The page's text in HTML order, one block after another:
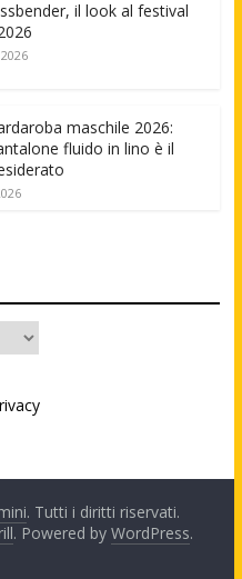
il look al festival
maschile 2026:
fluido in lino è il
. Tutti i diritti riservati.
. Powered by WordPress.